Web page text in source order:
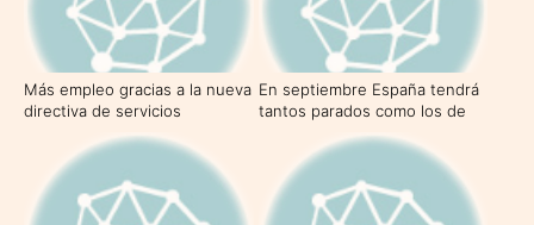
Más empleo gracias a la nueva
directiva de servicios
En septiembre España tendrá
tantos parados como los de